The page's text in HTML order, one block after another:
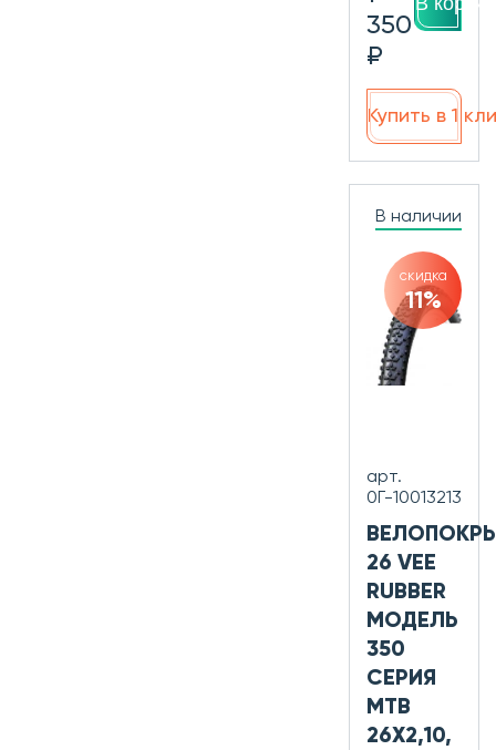
350
₽
Купить в 1
В наличии
скидка
11%
арт.
0Г-10013213
26 VEE
RUBBER
МОДЕЛЬ
350
СЕРИЯ
MTB
26X2,10,